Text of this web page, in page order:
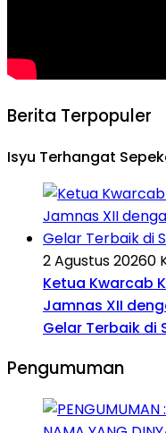
Berita Terpopuler
Isyu Terhangat
2 Agustus 20260
Ketua Kwarcab
Jamnas XII
Gelar Terbaik di
Pengumuman